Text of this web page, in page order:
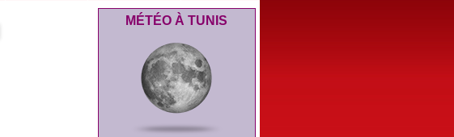
MÉTÉO À TUNIS